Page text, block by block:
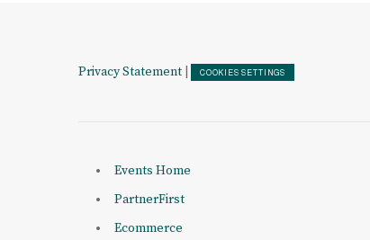
Privacy Statement COOKIES SETTINGS
Events Home
PartnerFirst
Ecommerce